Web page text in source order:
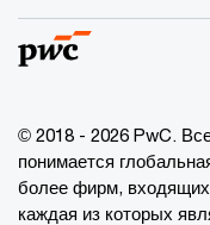
© 2018 - 2026 PwC.
понимается
более фирм, входящих
каждая из которых